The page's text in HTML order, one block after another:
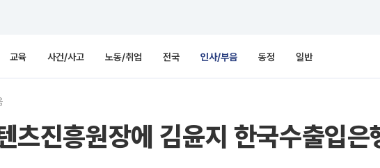
교육 사건/사고 노동/취업 전국 인사/부음 동정 일반
츠진흥원장에 김윤지 한국수출입은